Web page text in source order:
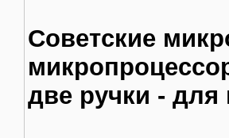
Советские
две ручки - для